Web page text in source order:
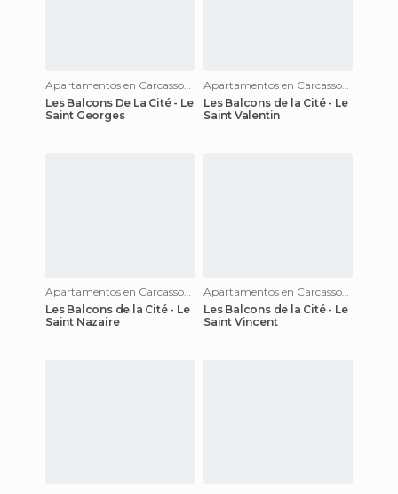
Les Balcons De La Cité - Le
Saint Georges
Les Balcons de la Cité - Le
Saint Valentin
Les Balcons de la Cité - Le
Saint Nazaire
Les Balcons de la Cité - Le
Saint Vincent